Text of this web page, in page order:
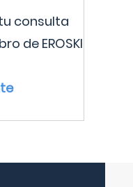
consulta
de EROSKI